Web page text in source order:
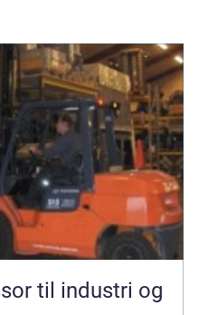
til industri og